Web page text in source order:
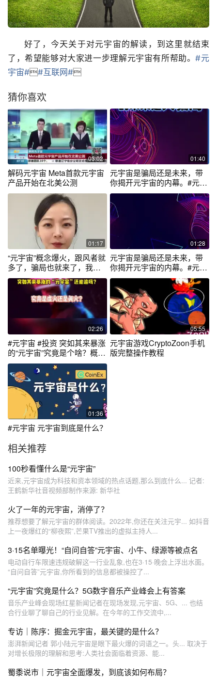
好了，今天关于对元宇宙的解读，到这里就结束
了，希望能够对大家进一步理解元宇宙有所帮助。#元
宇宙##互联网#
猜你喜欢
03:02
解码元宇宙 Meta首款元宇宙
产品开始在北美公测
01:40
元宇宙是骗局还是未来，带
你揭开元宇宙的内幕。#元宇
宙 #涨知识
01:17
“元宇宙”概念爆火，跟风者就
多了，骗局也就来了，我们
仍需保持冷 .
01:28
元宇宙是骗局还是未来，带
你揭开元宇宙的内幕。#元宇
宙 #涨知识
02:26
#元宇宙 #投资 突如其来暴涨
的“元宇宙”究竟是个啥？概念
股还能追吗？究竟是虚火还
是真火？
05:55
元宇宙游戏CryptoZoon手机
版完整操作教程
01:36
#元宇宙 元宇宙到底是什么？
相关推荐
100秒看懂什么是“元宇宙”
近来,元宇宙成为科技和资本领域的热点话题,那么到底什么... 记者:
王鹤新华社音视频部制作来源: 新华社
火了一年的元宇宙，消停了？
推荐想要了解元宇宙的群体阅读。2022年,你还在关注元宇... 如抖音
上一夜爆红的“柳夜熙”,芒果TV推出的虚拟主持人...
3·15名单曝光！“自问自答”元宇宙、小牛、绿源等被点名
电动自行车限速违规破解这一行业乱象,也在3·15·晚会上浮出水面。
“自问自答”元宇宙,你所看到的信息都被操控了...
“元宇宙”究竟是什么？5G数字音乐产业峰会上有答案
音乐产业峰会现场红星新闻记者在现场发现,元宇宙、5G、... 也结
合行业聊了聊自己的行业见解。在今年的工作交流中,...
专访｜陈序：掘金元宇宙，最关键的是什么？
澎湃新闻记者 郭小陆元宇宙是眼下最火爆的词语之一。头... 取决于
对增长极限的理解和思考:人类社会面临着资源、能...
蜀黍说市｜元宇宙全面爆发，到底该如何布局？